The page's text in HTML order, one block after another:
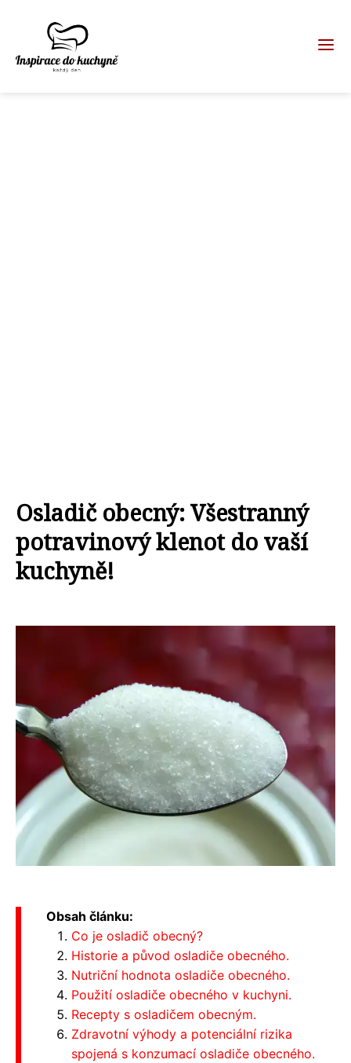
Osladič obecný: Všestranný
potravinový klenot do vaší
kuchyně!
Obsah článku:
Co je osladič obecný?
Historie a původ osladiče obecného.
Nutriční hodnota osladiče obecného.
Použití osladiče obecného v kuchyni.
Recepty s osladičem obecným.
Zdravotní výhody a potenciální rizika
spojená s konzumací osladiče obecného.